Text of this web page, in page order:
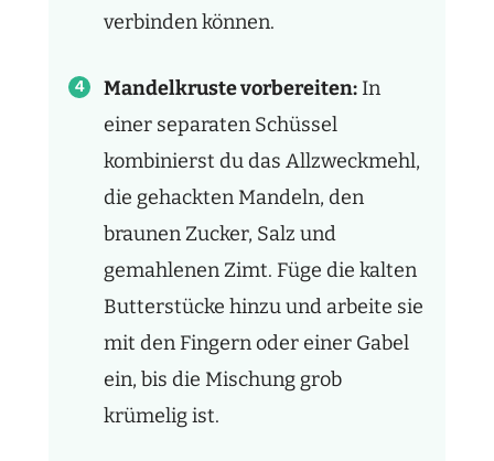
verbinden können.
Mandelkruste vorbereiten: In
einer separaten Schüssel
kombinierst du das Allzweckmehl,
die gehackten Mandeln, den
braunen Zucker, Salz und
gemahlenen Zimt. Füge die kalten
Butterstücke hinzu und arbeite sie
mit den Fingern oder einer Gabel
ein, bis die Mischung grob
krümelig ist.